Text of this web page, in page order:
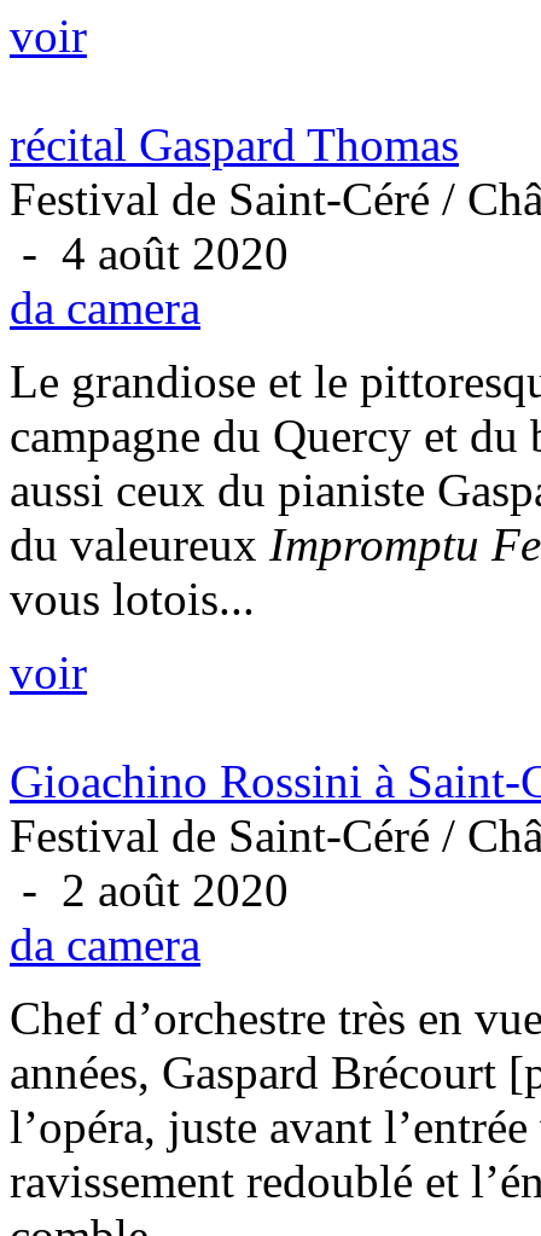
voir
récital Gaspard Thomas
Festival de Saint-Céré /
- 4 août 2020
da camera
Le grandiose et le
campagne du Quercy et
aussi ceux du pianiste
du valeureux Impromptu
vous lotois...
voir
Gioachino Rossini à Saint-
Festival de Saint-Céré /
- 2 août 2020
da camera
Chef d’orchestre très en
années, Gaspard Brécourt
l’opéra, juste avant
ravissement redoublé et